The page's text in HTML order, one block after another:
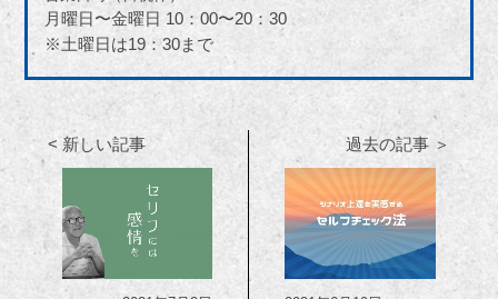
月曜日〜金曜日 10：00〜20：30
※土曜日は19：30まで
< 新しい記事 過去の記事 ＞